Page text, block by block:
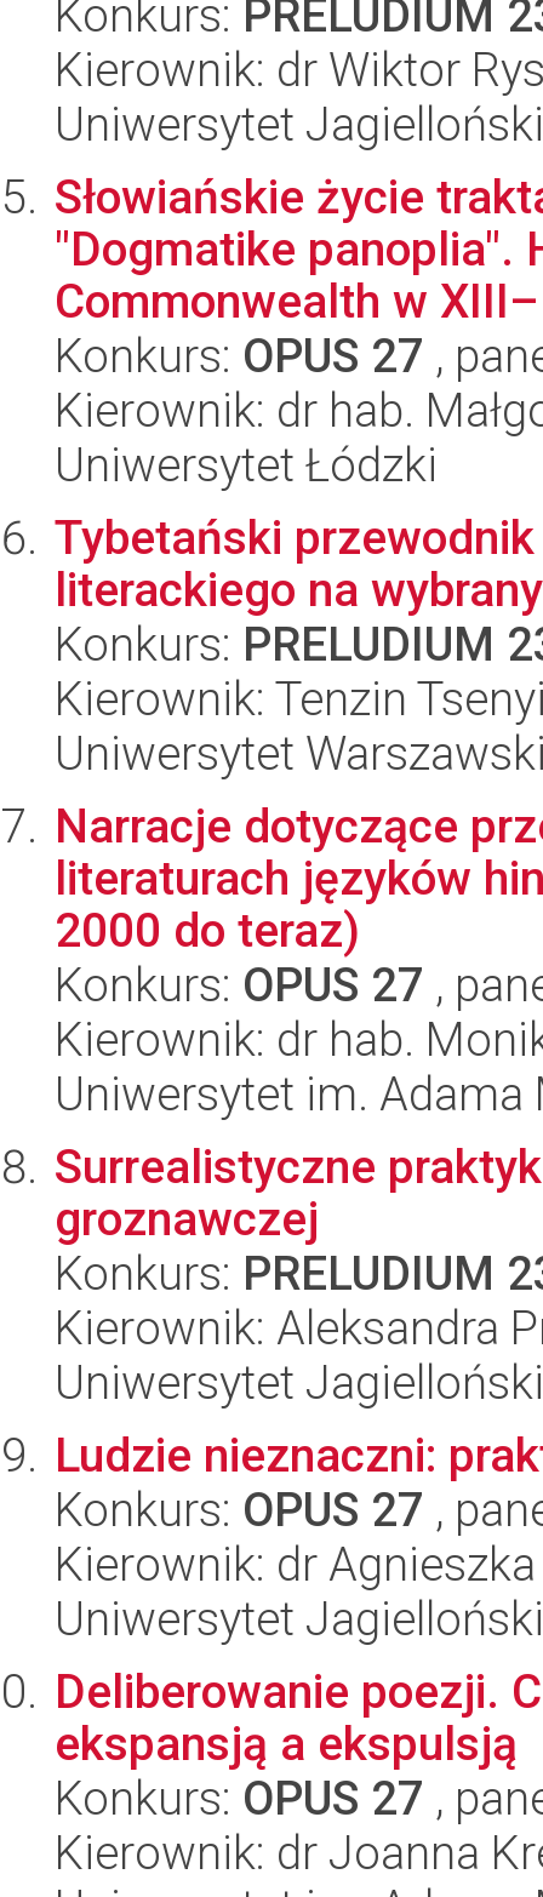
Konkurs: PRELUDIUM
Kierownik: dr Wiktor
Uniwersytet Jagielloński
Słowiańskie życie
"Dogmatike panoplia".
Commonwealth w
Konkurs: OPUS 27 ,
Kierownik: dr hab.
Uniwersytet Łódzki
Tybetański
literackiego na
Konkurs: PRELUDIUM
Kierownik: Tenzin
Uniwersytet
Narracje dotyczące
literaturach języków
2000 do teraz)
Konkurs: OPUS 27 ,
Kierownik: dr hab.
Uniwersytet im.
Surrealistyczne
groznawczej
Konkurs: PRELUDIUM
Kierownik: Aleksandra
Uniwersytet Jagielloński
Ludzie nieznaczni:
Konkurs: OPUS 27 ,
Kierownik: dr
Uniwersytet Jagielloński
Deliberowanie poezji.
ekspansją a ekspulsją
Konkurs: OPUS 27 ,
Kierownik: dr Joanna